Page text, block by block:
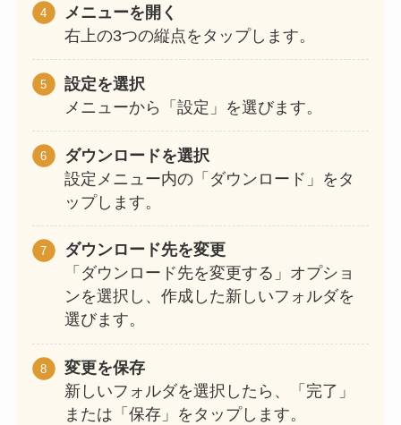
メニューを開く
右上の3つの縦点をタップします。
設定を選択
メニューから「設定」を選びます。
ダウンロードを選択
設定メニュー内の「ダウンロード」をタ
ップします。
ダウンロード先を変更
「ダウンロード先を変更する」オプショ
ンを選択し、作成した新しいフォルダを
選びます。
変更を保存
新しいフォルダを選択したら、「完了」
または「保存」をタップします。